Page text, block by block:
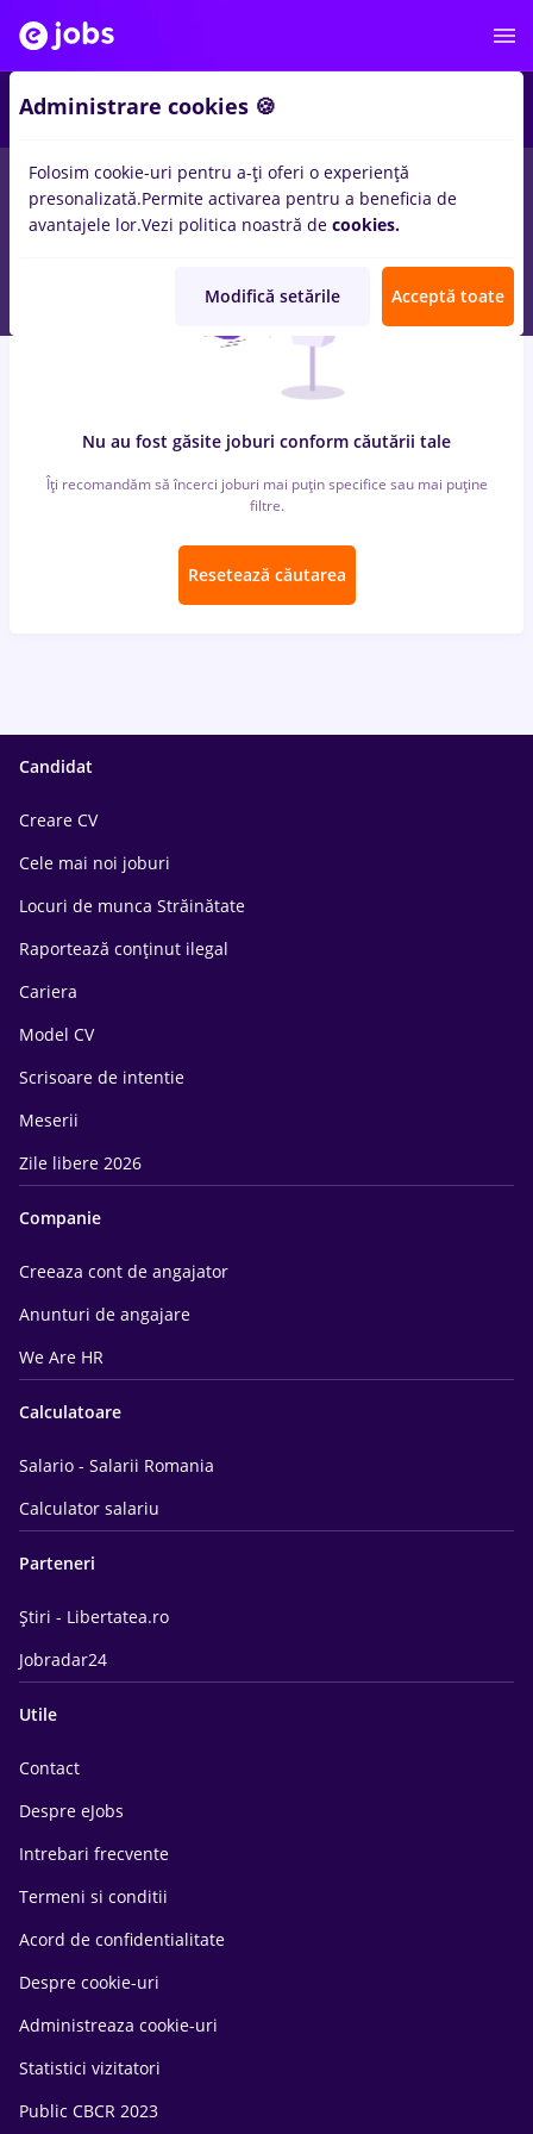
locuri de muncaremaxpentru Fara experienta
Nu au fost găsite joburi conform căutării tale
Îți recomandăm să încerci joburi mai puțin specifice sau mai puține
filtre.
Resetează căutarea
Candidat
Creare CV
Cele mai noi joburi
Locuri de munca Străinătate
Raportează conținut ilegal
Cariera
Model CV
Scrisoare de intentie
Meserii
Zile libere 2026
Companie
Creeaza cont de angajator
Anunturi de angajare
We Are HR
Calculatoare
Salario - Salarii Romania
Calculator salariu
Parteneri
Știri - Libertatea.ro
Jobradar24
Utile
Contact
Despre eJobs
Intrebari frecvente
Termeni si conditii
Acord de confidentialitate
Despre cookie-uri
Administreaza cookie-uri
Statistici vizitatori
Public CBCR 2023
Administrare cookies 🍪
Folosim cookie-uri pentru a-ți oferi o experiență
presonalizată.Permite activarea pentru a beneficia de
avantajele lor.Vezi politica noastră de cookies.
Modifică setările Acceptă toate